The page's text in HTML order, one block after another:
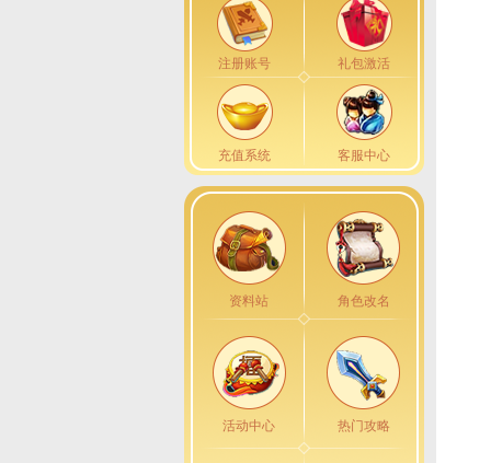
注册账号 礼包激活
充值系统 客服中心
资料站 角色改名
活动中心 热门攻略